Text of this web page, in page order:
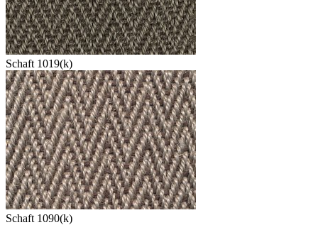
Schaft 1019(k)
Schaft 1090(k)